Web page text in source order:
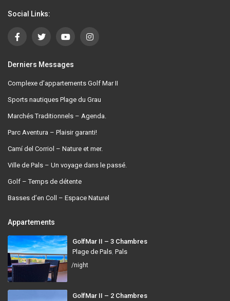
Social Links:
Derniers Messages
Complexe d’appartements Golf Mar II
Sports nautiques Plage du Grau
Marchés Traditionnels – Agenda.
Parc Aventura – Plaisir garanti!
Camí del Corriol – Nature et mer.
Ville de Pals – Un voyage dans le passé.
Golf – Temps de détente
Basses d’en Coll – Espace Naturel
Appartements
GolfMar II – 3 Chambres
Plage de Pals, Pals
/night
GolfMar II – 2 Chambres